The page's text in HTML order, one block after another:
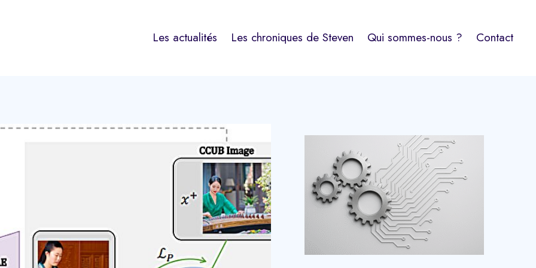
Les actualités Les chroniques de Steven Qui sommes-nous ? Contact